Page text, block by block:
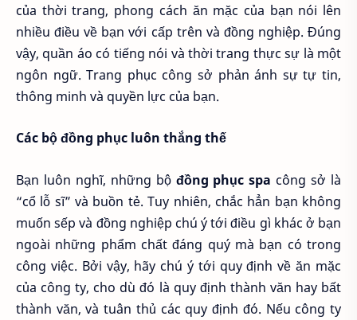
của thời trang, phong cách ăn mặc của bạn nói lên
nhiều điều về bạn với cấp trên và đồng nghiệp. Đúng
vậy, quần áo có tiếng nói và thời trang thực sự là một
ngôn ngữ. Trang phục công sở phản ánh sự tự tin,
thông minh và quyền lực của bạn.
Các bộ đồng phục luôn thắng thế
Bạn luôn nghĩ, những bộ đồng phục spa công sở là
“cổ lỗ sĩ” và buồn tẻ. Tuy nhiên, chắc hẳn bạn không
muốn sếp và đồng nghiệp chú ý tới điều gì khác ở bạn
ngoài những phẩm chất đáng quý mà bạn có trong
công việc. Bởi vậy, hãy chú ý tới quy định về ăn mặc
của công ty, cho dù đó là quy định thành văn hay bất
thành văn, và tuân thủ các quy định đó. Nếu công ty